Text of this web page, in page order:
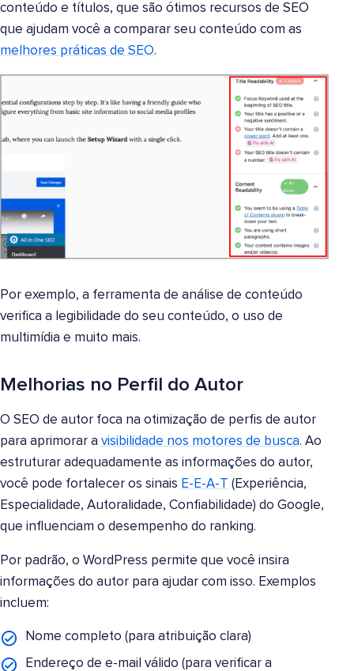
conteúdo e títulos, que são ótimos recursos de SEO
que ajudam você a comparar seu conteúdo com as
melhores práticas de SEO.
Por exemplo, a ferramenta de análise de conteúdo
verifica a legibilidade do seu conteúdo, o uso de
multimídia e muito mais.
Melhorias no Perfil do Autor
O SEO de autor foca na otimização de perfis de autor
para aprimorar a visibilidade nos motores de busca. Ao
estruturar adequadamente as informações do autor,
você pode fortalecer os sinais E-E-A-T (Experiência,
Especialidade, Autoralidade, Confiabilidade) do Google,
que influenciam o desempenho do ranking.
Por padrão, o WordPress permite que você insira
informações do autor para ajudar com isso. Exemplos
incluem:
Nome completo (para atribuição clara)
Endereço de e-mail válido (para verificar a